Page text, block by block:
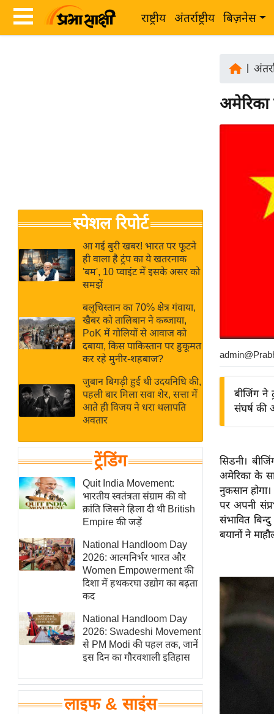
राष्ट्रीय अंतर्राष्ट्रीय बिज़नेस
Breaking
News in
Hindi
Hindi
Hindi
Videos
जगत
राय
बजट
क्रिकेट
IPL
2026
ई-पेपर
मिसाल बेमिसाल
शख्सियत
यंग इंडिया
साहित्य जगत
ऑटो वर्ल्ड
न्यूज ब्रीफ
मनोरंजन जगत
बॉलीवुड
हॉलीवुड
फिल्म समीक्षा
Breaking
News
लाइफस्टाइल
टेक्नॉलॉजी
घरेलू नुस्खे
पर्यटन स्थल
स्पेशल रिपोर्ट
आ गई बुरी खबर! भारत पर फूटने
ही वाला है ट्रंप का ये खतरनाक
'बम', 10 प्वाइंट में इसके असर को
समझें
बलूचिस्तान का 70% क्षेत्र गंवाया,
खैबर को तालिबान ने कब्जाया,
PoK में गोलियों से आवाज को
दबाया, किस पाकिस्तान पर हुकूमत
कर रहे मुनीर-शहबाज?
जुबान बिगड़ी हुई थी उदयनिधि की,
पहली बार मिला सवा शेर, सत्ता में
आते ही विजय ने धरा थलापति
अवतार
ट्रेंडिंग
Quit India Movement:
भारतीय स्वतंत्रता संग्राम की वो
क्रांति जिसने हिला दी थी British
Empire की जड़ें
National Handloom Day
2026: आत्मनिर्भर भारत और
Women Empowerment की
दिशा में हथकरघा उद्योग का बढ़ता
कद
National Handloom Day
2026: Swadeshi Movement
से PM Modi की पहल तक, जानें
इस दिन का गौरवशाली इतिहास
लाइफ & साइंस
अमेरिका
बीजिंग ने
संघर्ष की
सिडनी।
अमेरिका के
नुकसान
पर अपनी
संभावित
बयानों ने